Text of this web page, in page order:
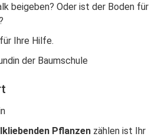
beigeben? Oder ist der Boden für
Ihre Hilfe.
der Baumschule
Pflanzen zählen ist Ihr